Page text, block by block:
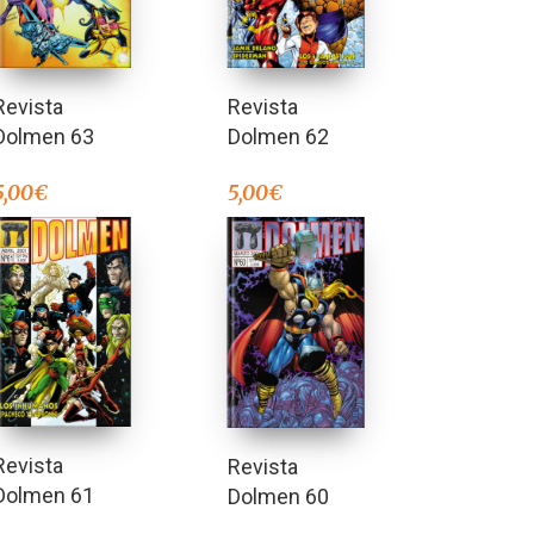
63
€
Revista
Dolmen 62
5,00€
61
Revista
Dolmen 60